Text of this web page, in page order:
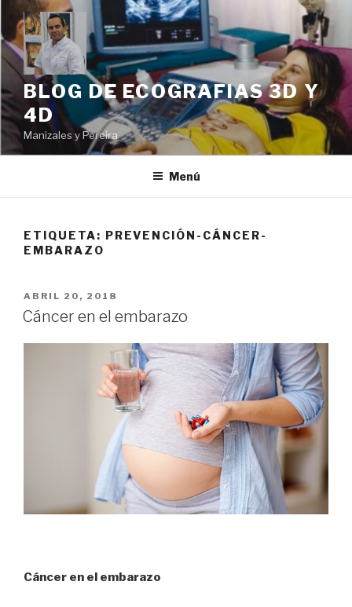
contenido
BLOG DE ECOGRAFIAS 3D Y
4D
Manizales y Pereira
Menú
ETIQUETA: PREVENCIÓN-CÁNCER-
EMBARAZO
PUBLICADO
EN
ABRIL 20, 2018
Cáncer en el embarazo
Cáncer en el embarazo